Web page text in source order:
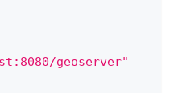
geoserver"